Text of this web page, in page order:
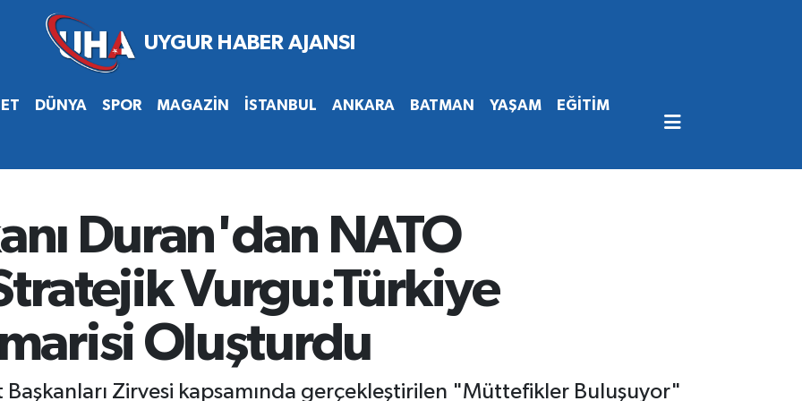
DÜNYA SPOR MAGAZİN İSTANBUL ANKARA BATMAN YAŞAM EĞİTİM
Duran'dan NATO
Vurgu:Türkiye
Oluşturdu
Zirvesi kapsamında gerçekleştirilen "Müttefikler Buluşuyor"